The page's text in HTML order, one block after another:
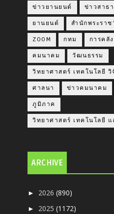
ข่าวยานยนต์ ข่าวสาธ
ยานยนต์ สำนักพระราช
ZOOM กทม การคลัง
คมนาคม วัฒนธรรม
วิทยาศาสตร์ เทคโนโลยี วิ
ศาลนา ข่าวคมนาคม
ภูมิภาค
วิทยาศาสตร์ เทคโนโลยี แ
ARCHIVE
► 2026(890)
► 2025(1172)